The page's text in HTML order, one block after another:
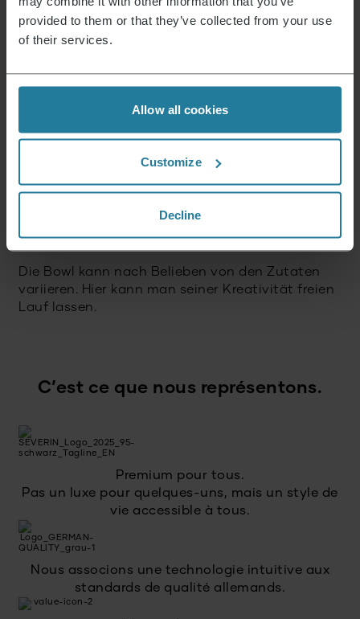
provided to them or that they’ve collected from your use
of their services.
Allow all cookies
Customize
Decline
Falafel Bowl
Cherrytomaten halbieren, zusammen mit
der Salatmischung in einer großen Schüssel
Für die Vinaigrette Olivenöl, Zitronensaft,
Pfeffer und Chiliflocken würzen.
Die Vinaigrette über den Salat geben und
Käse, Oliven und Hummus toppen und
genießen!
Die Bowl kann nach Belieben von den Zutaten
variieren. Hier kann man seiner Kreativität freien
Lauf lassen.
C’est ce que nous représentons.
Premium pour tous.
Pas un luxe pour quelques-uns, mais un style de
vie accessible à tous.
Nous associons une technologie intuitive aux
standards de qualité allemands.